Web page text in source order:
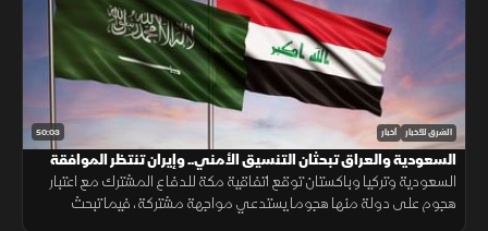
50:03 الشرق للأخبار أخبار
السعودية والعراق تبحثان التنسيق الأمني.. وإيران تنتظر الموافقة
على اتفاق "هرمز"
السعودية وتركيا وباكستان توقع اتفاقية مكة للدفاع المشترك مع اعتبار
هجوم على دولة منها هجوما يستدعي مواجهة مشتركة، فيما تبحث